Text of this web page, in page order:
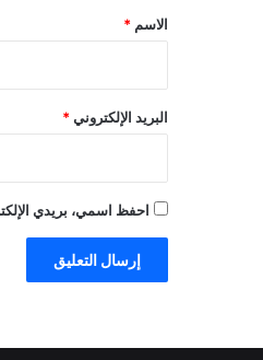
*
الاسم *
البريد الإلكتروني *
احفظ اسمي، بريدي